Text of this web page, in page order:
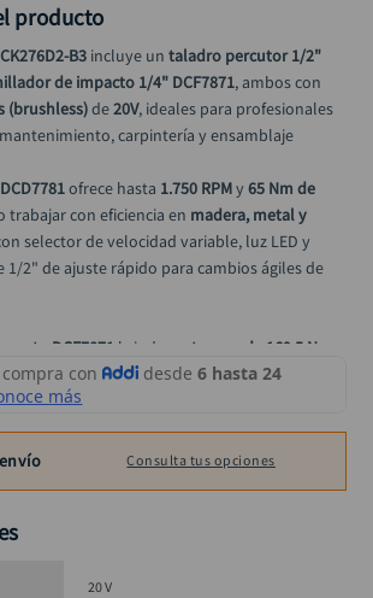
producto
B3 incluye un taladro percutor 1/2"
de impacto 1/4" DCF7871, ambos con
(brushless) de 20V, ideales para profesionales
carpintería y ensamblaje
ofrece hasta 1.750 RPM y 65 Nm de
trabajar con eficiencia en madera, metal y
selector de velocidad variable, luz LED y
2" de ajuste rápido para cambios ágiles de
DCF7871 brinda un torque de 169,5 Nm
por minuto, con vástago hexagonal de 1/4"
y rápido de puntas.
de 2.0 Ah, cargador y bolso para
portabilidad, autonomía y organización en
combo compacto, liviano y con el respaldo de
– Taladro Percutor DCD7781
Consulta tus opciones
20 V